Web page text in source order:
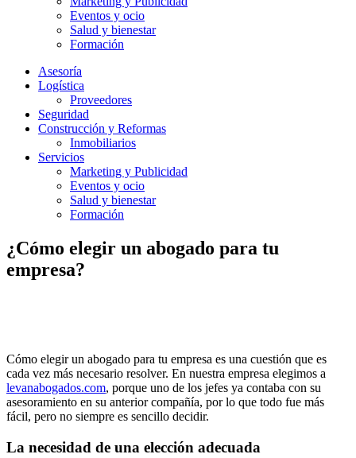
Eventos y ocio
Salud y bienestar
Formación
Asesoría
Logística
Proveedores
Seguridad
Construcción y Reformas
Inmobiliarios
Servicios
Marketing y Publicidad
Eventos y ocio
Salud y bienestar
Formación
¿Cómo elegir un abogado para tu
empresa?
Cómo elegir un abogado para tu empresa es una cuestión que es
cada vez más necesario resolver. En nuestra empresa elegimos a
levanabogados.com, porque uno de los jefes ya contaba con su
asesoramiento en su anterior compañía, por lo que todo fue más
fácil, pero no siempre es sencillo decidir.
La necesidad de una elección adecuada